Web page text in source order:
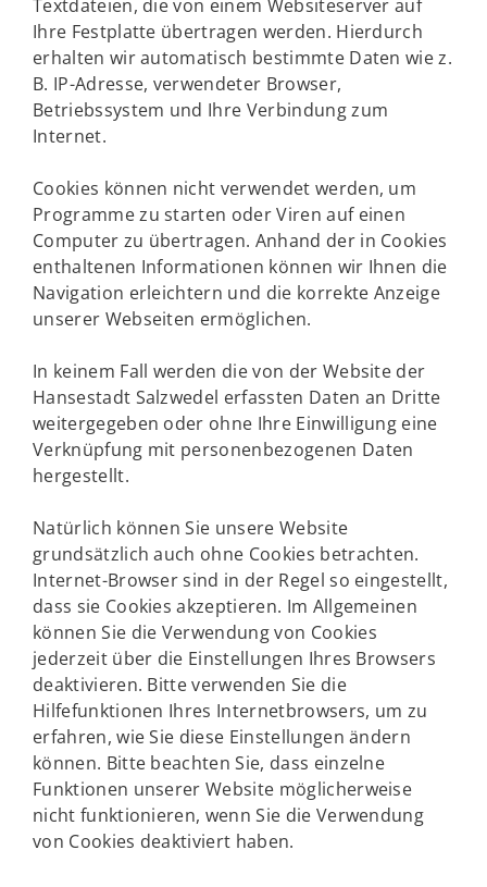
Textdateien, die von einem Websiteserver auf
Ihre Festplatte übertragen werden. Hierdurch
erhalten wir automatisch bestimmte Daten wie z.
B. IP-Adresse, verwendeter Browser,
Betriebssystem und Ihre Verbindung zum
Internet.
Cookies können nicht verwendet werden, um
Programme zu starten oder Viren auf einen
Computer zu übertragen. Anhand der in Cookies
enthaltenen Informationen können wir Ihnen die
Navigation erleichtern und die korrekte Anzeige
unserer Webseiten ermöglichen.
In keinem Fall werden die von der Website der
Hansestadt Salzwedel erfassten Daten an Dritte
weitergegeben oder ohne Ihre Einwilligung eine
Verknüpfung mit personenbezogenen Daten
hergestellt.
Natürlich können Sie unsere Website
grundsätzlich auch ohne Cookies betrachten.
Internet-Browser sind in der Regel so eingestellt,
dass sie Cookies akzeptieren. Im Allgemeinen
können Sie die Verwendung von Cookies
jederzeit über die Einstellungen Ihres Browsers
deaktivieren. Bitte verwenden Sie die
Hilfefunktionen Ihres Internetbrowsers, um zu
erfahren, wie Sie diese Einstellungen ändern
können. Bitte beachten Sie, dass einzelne
Funktionen unserer Website möglicherweise
nicht funktionieren, wenn Sie die Verwendung
von Cookies deaktiviert haben.